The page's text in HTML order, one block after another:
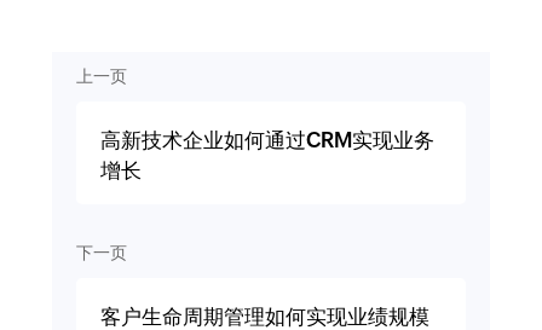
上一页
高新技术企业如何通过CRM实现业务
增长
下一页
客户生命周期管理如何实现业绩规模